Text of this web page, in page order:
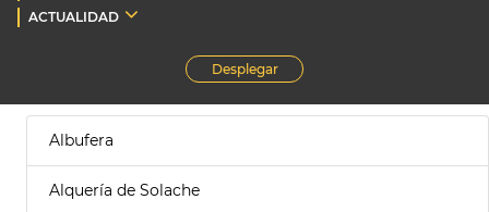
ACTUALIDAD
Desplegar
Albufera
Alquería de Solache